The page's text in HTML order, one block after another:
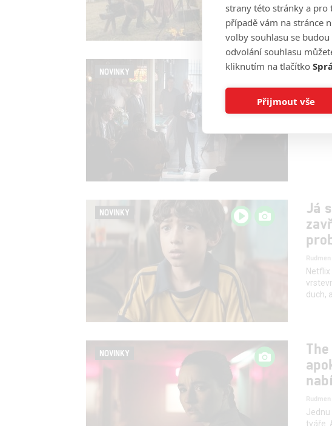
NOVINKY
Rudmen
J.K.
NOVINKY
Já
Rudmen
duch,
NOVINKY
Rudmen
Jednu
tváře.
strany této stránky a pro
případě vám na stránce
volby souhlasu se
odvolání souhlasu
kliknutím na tlačítko
Přijmout vše